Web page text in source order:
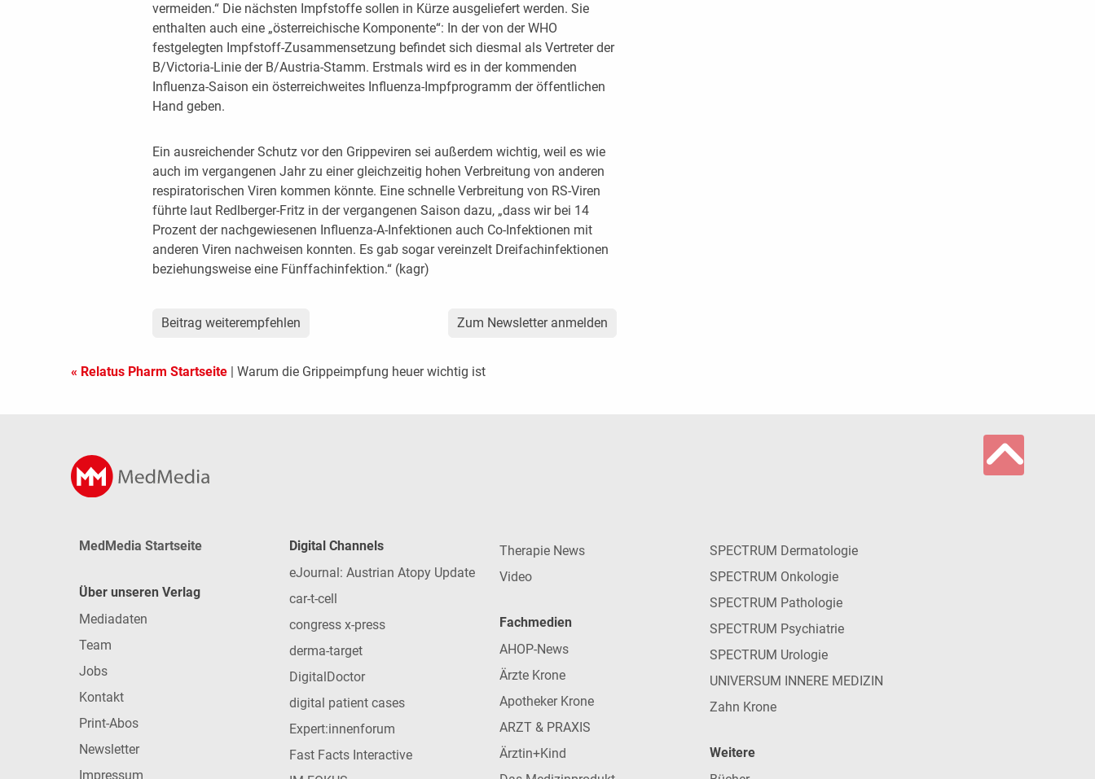
vermeiden.“ Die nächsten Impfstoffe sollen in Kürze ausgeliefert werden. Sie
enthalten auch eine „österreichische Komponente“: In der von der WHO
festgelegten Impfstoff-Zusammensetzung befindet sich diesmal als Vertreter der
B/Victoria-Linie der B/Austria-Stamm. Erstmals wird es in der kommenden
Influenza-Saison ein österreichweites Influenza-Impfprogramm der öffentlichen
Hand geben.
Ein ausreichender Schutz vor den Grippeviren sei außerdem wichtig, weil es wie
auch im vergangenen Jahr zu einer gleichzeitig hohen Verbreitung von anderen
respiratorischen Viren kommen könnte. Eine schnelle Verbreitung von RS-Viren
führte laut Redlberger-Fritz in der vergangenen Saison dazu, „dass wir bei 14
Prozent der nachgewiesenen Influenza-A-Infektionen auch Co-Infektionen mit
anderen Viren nachweisen konnten. Es gab sogar vereinzelt Dreifachinfektionen
beziehungsweise eine Fünffachinfektion.“ (kagr)
Beitrag weiterempfehlen Zum Newsletter anmelden
« Relatus Pharm Startseite | Warum die Grippeimpfung heuer wichtig ist
MedMedia Startseite
Über unseren Verlag
Mediadaten
Team
Jobs
Kontakt
Print-Abos
Newsletter
Impressum
Digital Channels
eJournal: Austrian Atopy Update
car-t-cell
congress x-press
derma-target
DigitalDoctor
digital patient cases
Expert:innenforum
Fast Facts Interactive
Therapie News
Video
Fachmedien
AHOP-News
Ärzte Krone
Apotheker Krone
ARZT & PRAXIS
Ärztin+Kind
SPECTRUM Dermatologie
SPECTRUM Onkologie
SPECTRUM Pathologie
SPECTRUM Psychiatrie
SPECTRUM Urologie
UNIVERSUM INNERE MEDIZIN
Zahn Krone
Weitere